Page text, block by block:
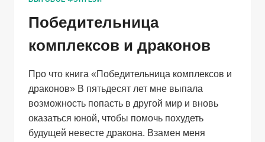
Победительница
комплексов и драконов
Про что книга «Победительница комплексов и
драконов» В пятьдесят лет мне выпала
возможность попасть в другой мир и вновь
оказаться юной, чтобы помочь похудеть
будущей невесте дракона. Взамен меня